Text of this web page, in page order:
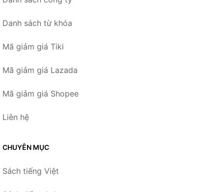
Danh sách từ khóa
Mã giảm giá Tiki
Mã giảm giá Lazada
Mã giảm giá Shopee
Liên hệ
CHUYÊN MỤC
Sách tiếng Việt